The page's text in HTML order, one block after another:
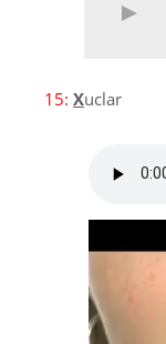
15: Xuclar